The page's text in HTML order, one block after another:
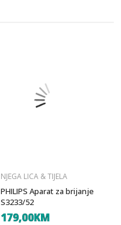
NJEGA LICA & TIJELA
PHILIPS Aparat za brijanje
S3233/52
179,00KM